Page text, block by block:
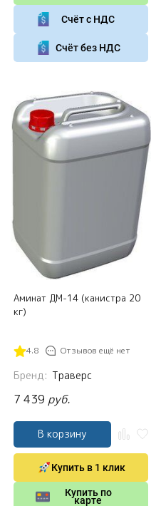
Счёт с НДС
Счёт без НДС
Аминат ДМ-14 (канистра 20
кг)
4.8 Отзывов ещё нет
Бренд: Траверс
7 439 руб.
В корзину
Купить в 1 клик
Купить по
карте